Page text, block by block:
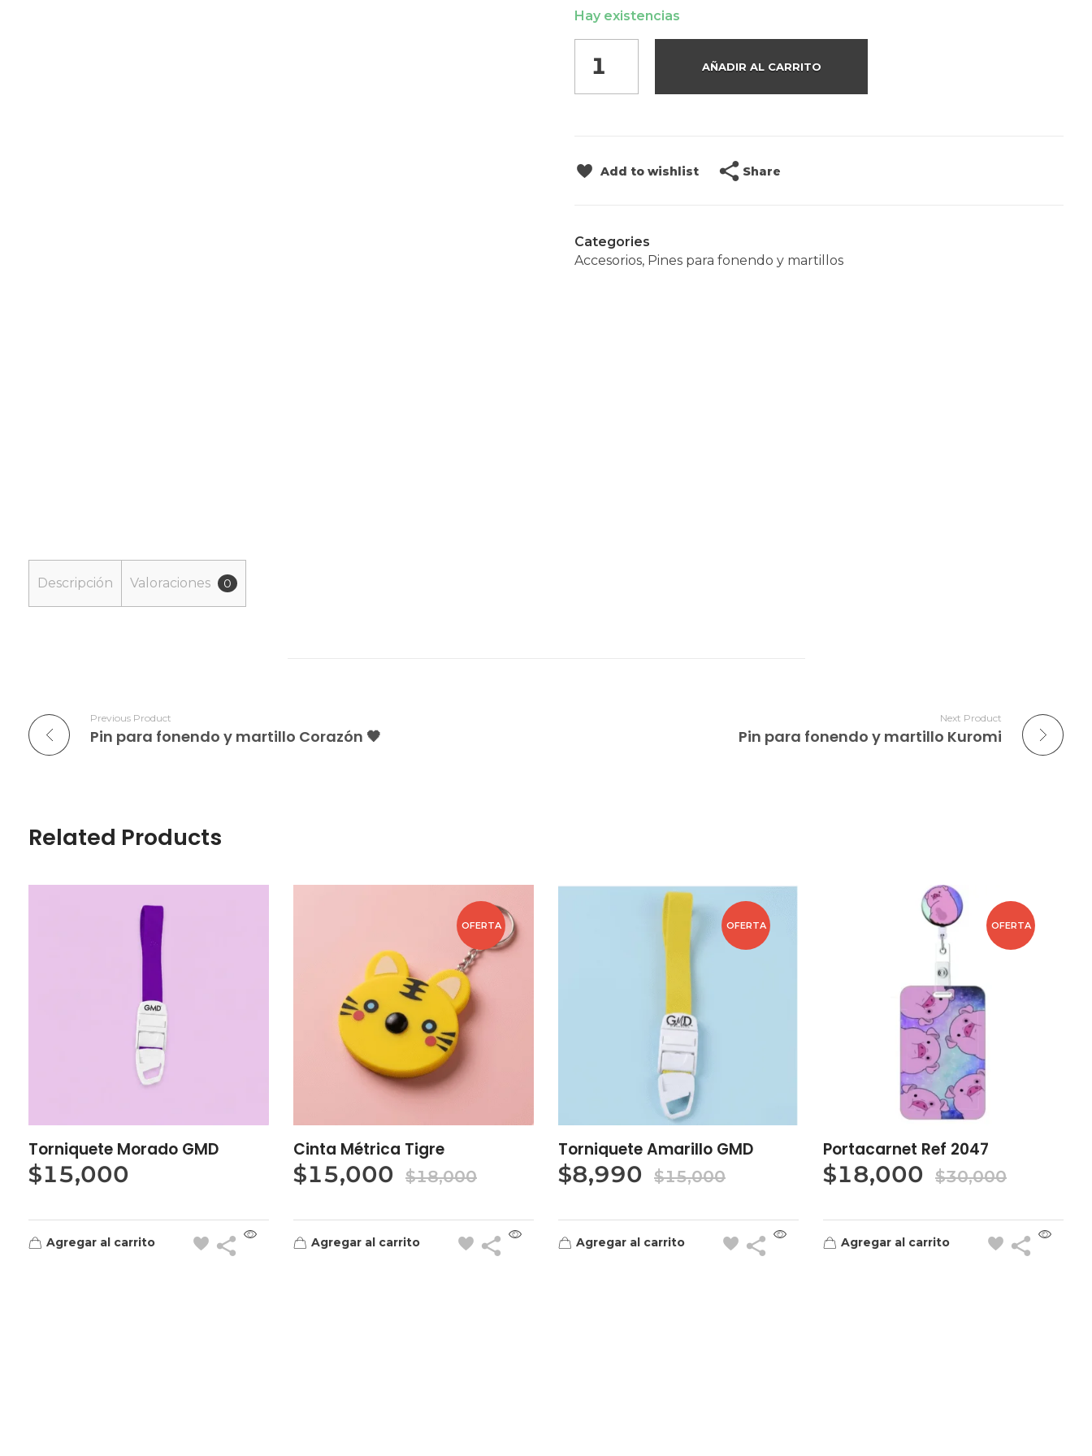
Hay existencias
AÑADIR AL CARRITO
Add to wishlist Share
Categories
Accesorios, Pines para fonendo y martillos
Descripción Valoraciones 0
Previous Product
Pin para fonendo y martillo Corazón 🖤
Next Product
Pin para fonendo y martillo Kuromi
Related Products
Torniquete Morado GMD
$15,000
Agregar al carrito
OFERTA
Cinta Métrica Tigre
$15,000 $18,000
Agregar al carrito
OFERTA
Torniquete Amarillo GMD
$8,990 $15,000
Agregar al carrito
OFERTA
Portacarnet Ref 2047
$18,000 $30,000
Agregar al carrito